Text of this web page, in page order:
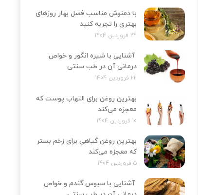
با دمنوش مناسب فصل بهار روزهای
بهتری را تجربه کنید
24 فروردین 1404
آشنایی با شیره انگور و خواص
درمانی آن در طب سنتی
22 فروردین 1404
بهترین روغن برای التهاب پوست که
معجزه می‌کند
10 فروردین 1404
بهترین روغن گیاهی برای زخم بستر
که معجزه می‌کند
5 فروردین 1404
آشنایی با سبوس گندم و خواص